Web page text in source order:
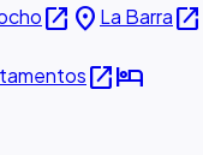
open_in_new place La Barraopen_in_new
open_in_newhotel